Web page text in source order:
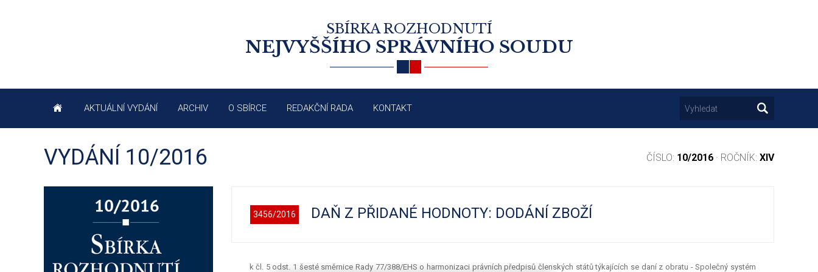
SBÍRKA ROZHODNUTÍ
NEJVYŠŠÍHO SPRÁVNÍHO SOUDU
AKTUÁLNÍ VYDÁNÍ ARCHIV O SBÍRCE REDAKČNÍ RADA KONTAKT
VYDÁNÍ 10/2016 ČÍSLO: 10/2016 · ROČNÍK: XIV
3456/2016 DAŇ Z PŘIDANÉ HODNOTY: DODÁNÍ ZBOŽÍ
k čl. 5 odst. 1 šesté směrnice Rady 77/388/EHS o harmonizaci právních předpisů členských států týkajících se daní z obratu - Společný systém